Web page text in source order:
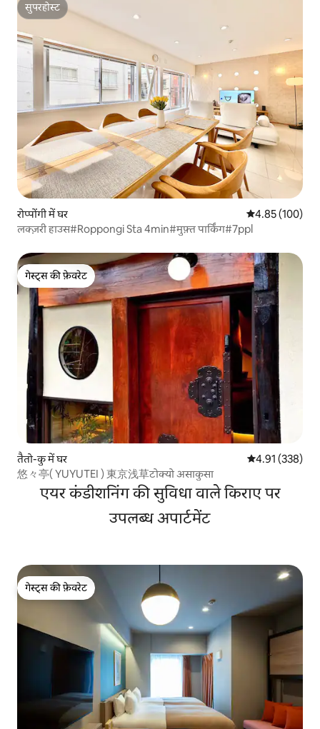
सुपरहोस्ट
सुपरहोस्ट
रोप्पोंगी में घर औसत रेटिंग 5 में से
4.85 (100)
लक्ज़री हाउस#Roppongi Sta 4min#मुफ़्त पार्किंग#7ppl
गेस्ट्स की फ़ेवरेट
गेस्ट्स की फ़ेवरेट
तैतो-कु में घर औसत रेटिंग 5 में से
4.91 (338)
悠々亭( YUYUTEI ) 東京浅草टोक्यो असाकुसा
एयर कंडीशनिंग की सुविधा वाले किराए पर
उपलब्ध अपार्टमेंट
गेस्ट्स की फ़ेवरेट
गेस्ट्स की फ़ेवरेट